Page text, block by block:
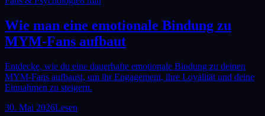
Wie man eine emotionale Bindung zu
MYM-Fans aufbaut
Entdecke, wie du eine dauerhafte emotionale Bindung zu deinen
MYM-Fans aufbaust, um ihr Engagement, ihre Loyalität und deine
Einnahmen zu steigern.
30. Mai 2026Lesen